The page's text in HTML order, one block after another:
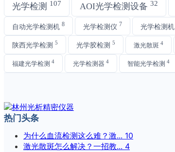
光学检测
107 AOI光学检测设备 32
自动光学检测机 8 光学检测仪 7 光学检测机
陕西光学检测 5 光学胶检测 5 激光散斑 4
福建光学检测 4 光学检测器 4 智能光学检测 4
热门头条
为什么血流检测这么难？激... 10
激光散斑怎么解决？一招教... 4